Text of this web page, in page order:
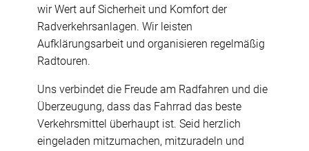
wir Wert auf Sicherheit und Komfort der
Radverkehrsanlagen. Wir leisten
Aufklärungsarbeit und organisieren regelmäßig
Radtouren.
Uns verbindet die Freude am Radfahren und die
Überzeugung, dass das Fahrrad das beste
Verkehrsmittel überhaupt ist. Seid herzlich
eingeladen mitzumachen, mitzuradeln und